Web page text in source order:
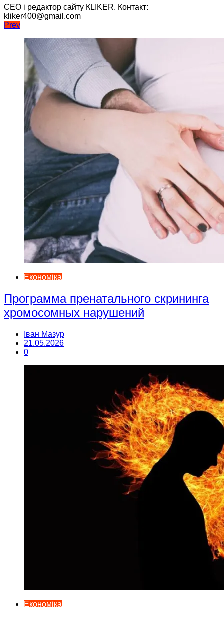
CEO і редактор сайту КLIKER. Контакт:
kliker400@gmail.com
Навігація
записів
Prev
Економіка
Программа пренатального скрининга
хромосомных нарушений
Іван Мазур
21.05.2026
0
Економіка